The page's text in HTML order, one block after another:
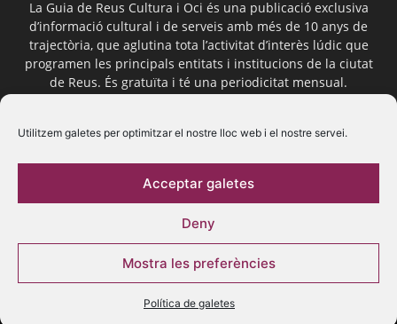
Utilitzem galetes per optimitzar el nostre lloc web i el nostre servei.
Acceptar galetes
Deny
Mostra les preferències
Política de galetes
La Guia de Reus Cultura i Oci és una publicació exclusiva
d’informació cultural i de serveis amb més de 10 anys de
trajectòria, que aglutina tota l’activitat d’interès lúdic que
programen les principals entitats i institucions de la ciutat
de Reus. És gratuïta i té una periodicitat mensual.
Segueix-nos
© 2016 La Guia de Reus | Creada per Be Marketing